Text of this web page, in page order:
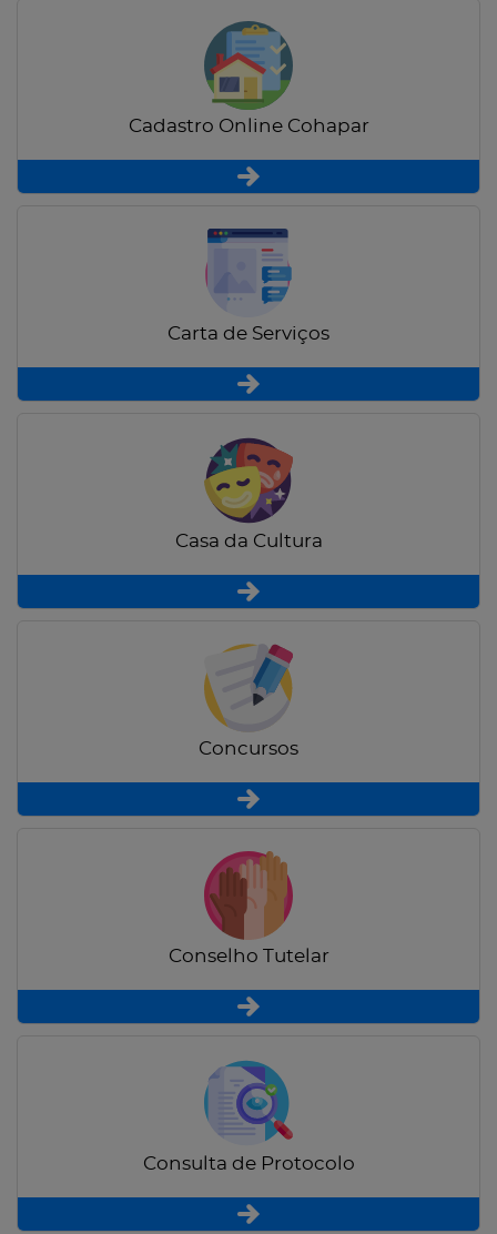
Cadastro Online Cohapar
Carta de Serviços
Casa da Cultura
Concursos
Conselho Tutelar
Consulta de Protocolo